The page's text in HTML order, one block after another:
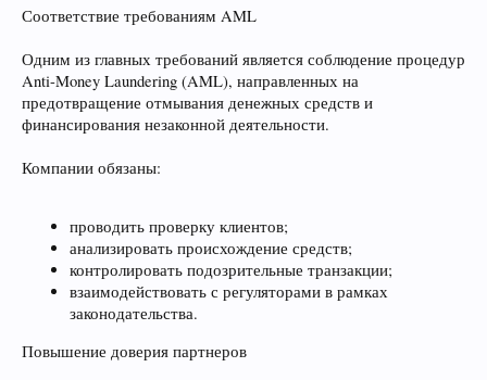
Соответствие требованиям AML
Одним из главных требований является соблюдение процедур
Anti-Money Laundering (AML), направленных на
предотвращение отмывания денежных средств и
финансирования незаконной деятельности.
Компании обязаны:
проводить проверку клиентов;
анализировать происхождение средств;
контролировать подозрительные транзакции;
взаимодействовать с регуляторами в рамках
законодательства.
Повышение доверия партнеров